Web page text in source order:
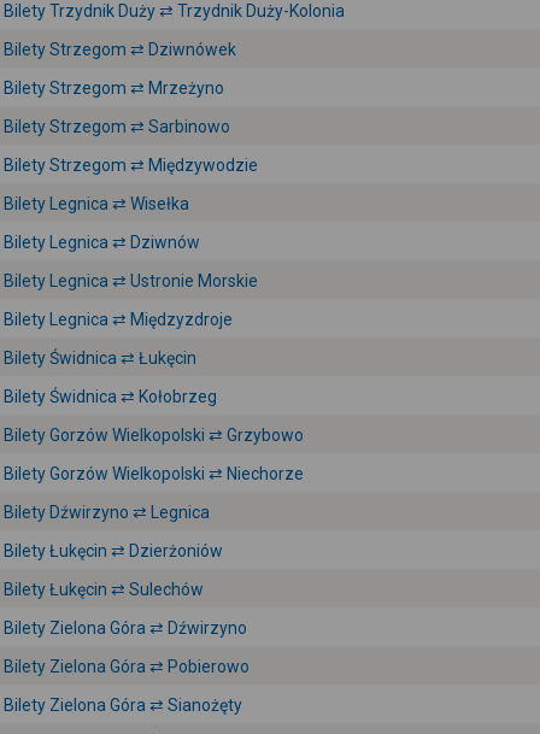
Bilety Trzydnik Duży ⇄ Trzydnik Duży-Kolonia
Bilety Strzegom ⇄ Dziwnówek
Bilety Strzegom ⇄ Mrzeżyno
Bilety Strzegom ⇄ Sarbinowo
Bilety Strzegom ⇄ Międzywodzie
Bilety Legnica ⇄ Wisełka
Bilety Legnica ⇄ Dziwnów
Bilety Legnica ⇄ Ustronie Morskie
Bilety Legnica ⇄ Międzyzdroje
Bilety Świdnica ⇄ Łukęcin
Bilety Świdnica ⇄ Kołobrzeg
Bilety Gorzów Wielkopolski ⇄ Grzybowo
Bilety Gorzów Wielkopolski ⇄ Niechorze
Bilety Dźwirzyno ⇄ Legnica
Bilety Łukęcin ⇄ Dzierżoniów
Bilety Łukęcin ⇄ Sulechów
Bilety Zielona Góra ⇄ Dźwirzyno
Bilety Zielona Góra ⇄ Pobierowo
Bilety Zielona Góra ⇄ Sianożęty